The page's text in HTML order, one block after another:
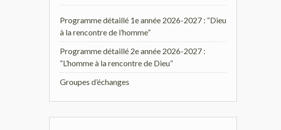
Programme détaillé 1e année 2026-2027 : “Dieu
à la rencontre de l’homme”
Programme détaillé 2e année 2026-2027 :
“L’homme à la rencontre de Dieu”
Groupes d’échanges